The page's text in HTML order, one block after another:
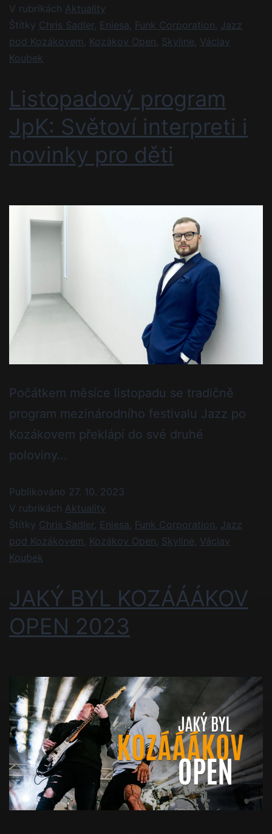
V rubrikách Aktuality
Štítky Chris Sadler Eniesa Funk Corporation Jazz
pod Kozákovem Kozákov Open Skyline Václav
Koubek
Listopadový program
JpK: Světoví interpreti i
novinky pro děti
Počátkem měsíce listopadu se tradičně
program mezinárodního festivalu Jazz po
Kozákovem překlápí do své druhé
poloviny…
Publikováno 27. 10. 2023
V rubrikách Aktuality
Štítky Chris Sadler, Eniesa, Funk Corporation, Jazz
pod Kozákovem, Kozákov Open, Skyline, Václav
Koubek
JAKÝ BYL KOZÁÁÁKOV
OPEN 2023